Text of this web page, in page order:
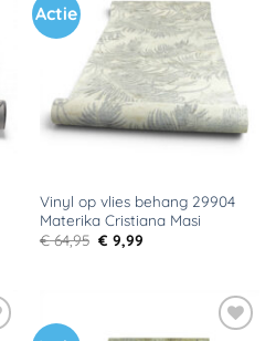
Actie
Toevoegen
aan
verlanglijst
Vinyl op vlies behang 29904
Materika Cristiana Masi
€64,95 Oorspronkelijke
prijs
€ 9,99Huidige